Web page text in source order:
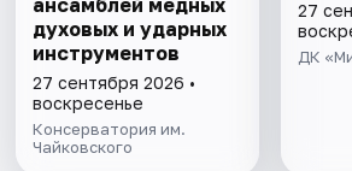
ансамблей медных
духовых и ударных
инструментов
27 сентября 2026 •
воскресенье
Консерватория им.
Чайковского
27
ДК